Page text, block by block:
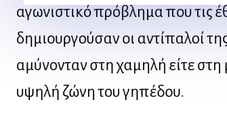
αγωνιστικό πρόβλημα που τις
δημιουργούσαν οι αντίπαλοί
αμύνονταν στη χαμηλή είτε στη
υψηλή ζώνη του γηπέδου.